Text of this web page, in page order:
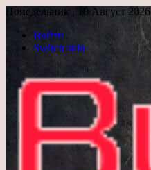
Понедельник , 10 Август 2026
Войти
Switch skin